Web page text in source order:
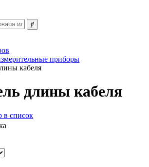
приборы
кабеля
длины кабеля